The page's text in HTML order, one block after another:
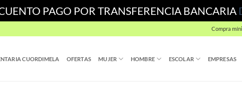
PAGO POR TRANSFERENCIA BANCARIA
Compra
CUORDIMELA OFERTAS MUJER HOMBRE ESCOLAR EMPRESAS